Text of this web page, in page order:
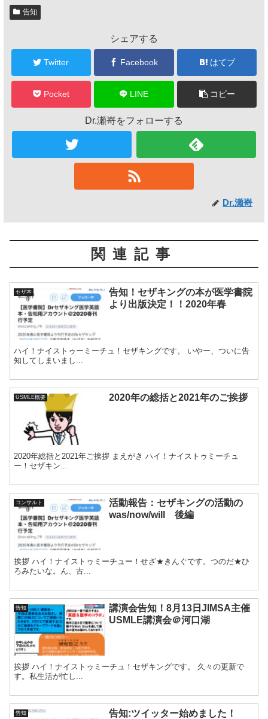
告知
シェアする
Twitter Facebook はてブ
Pocket LINE コピー
Dr.瀬嵜をフォローする
Dr.瀬嵜
関連記事
セザ本
告知！セザキングの本が医学書院
より出版決定！！2020年春
ハイ！ナイストゥーミーチュ！セザキングです。 いやー、ついに告
知してしまいまし...
USMLE概要 2020年の総括と2021年のご挨拶
2020年総括と2021年ご挨拶 まえがき ハイ！ナイストゥミーチュ
ー！セザキン...
コンサルト
活動報告：セザキングの活動の
was/now/will 後編
挨拶 ハイ！ナイストゥミーチュー！せざ★きんぐです。つのだ★ひ
ろみたいな。ん、古...
告知
講演会告知！8月13日JIMSA主催
USMLE講演会＠河口湖
挨拶 ハイ！ナイストゥミーチュ！セザキングです。 久々の更新で
す。私生活が忙し...
告知 告知:ツイッター始めました！